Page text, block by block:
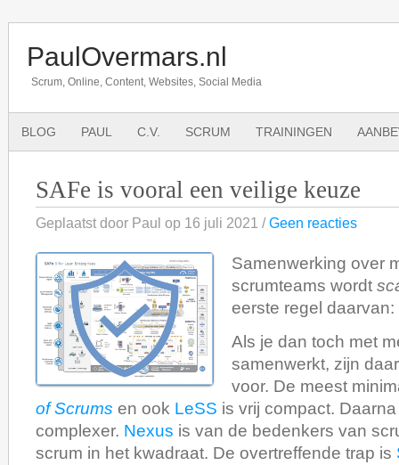
PaulOvermars.nl
Scrum, Online, Content, Websites, Social Media
BLOG PAUL C.V. SCRUM TRAININGEN
SAFe is vooral een veilige keuze
Geplaatst door Paul op 16 juli 2021 /Geen reacties
Samenwerking over
scrumteams wordt
eerste regel
Als je dan toch met
samenwerkt, zijn
voor. De meest
of Scrums en ook LeSS is vrij compact.
complexer. Nexus is van de bedenkers van
scrum in het kwadraat. De overtreffende trap is